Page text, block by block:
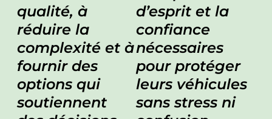
qualité, à
réduire la
complexité et à
fournir des
options qui
soutiennent
d’esprit et la
confiance
nécessaires
pour protéger
leurs véhicules
sans stress ni